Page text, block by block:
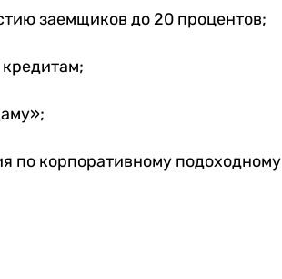
заемщиков до 20 процентов;
по корпоративному подоходному